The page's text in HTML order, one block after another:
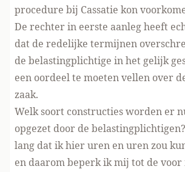
procedure bij Cassatie kon
De rechter in eerste aanleg heeft
dat de redelijke termijnen
de belastingplichtige in het gelijk
een oordeel te moeten vellen over
zaak.
Welk soort constructies worden er
opgezet door de
lang dat ik hier uren en uren zou
en daarom beperk ik mij tot de voor